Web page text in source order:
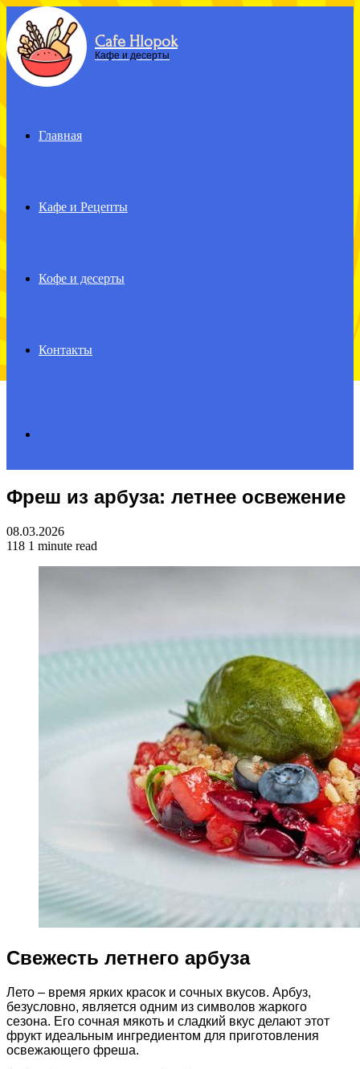
Menu Cafe Hlopok
Кафе и десерты
Главная
Кафе и Рецепты
Кофе и десерты
Контакты
for
Фреш из арбуза: летнее освежение
08.03.2026
118 1 minute read
Свежесть летнего арбуза
Лето – время ярких красок и сочных вкусов. Арбуз,
безусловно, является одним из символов жаркого
сезона. Его сочная мякоть и сладкий вкус делают этот
фрукт идеальным ингредиентом для приготовления
освежающего фреша.